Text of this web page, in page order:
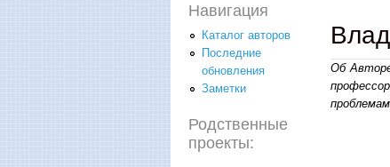
Об
Навигация
Каталог авторов
Последние
обновления
Заметки
Родственные
проекты: